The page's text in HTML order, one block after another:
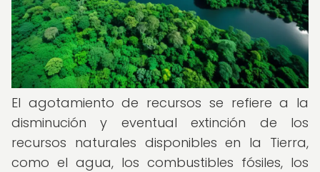
El agotamiento de recursos se refiere a la
disminución y eventual extinción de los
recursos naturales disponibles en la Tierra,
como el agua, los combustibles fósiles, los